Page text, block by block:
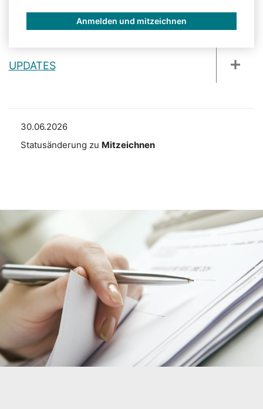
Anmelden und mitzeichnen
UPDATES
30.06.2026
Statusänderung zu Mitzeichnen